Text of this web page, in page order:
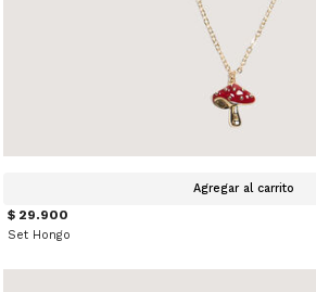
Agregar al carrito
$ 29.900
Set Hongo